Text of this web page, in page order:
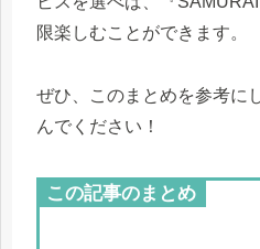
限楽しむことができます。
ぜひ、このまとめを参考に
んでください！
この記事のまとめ